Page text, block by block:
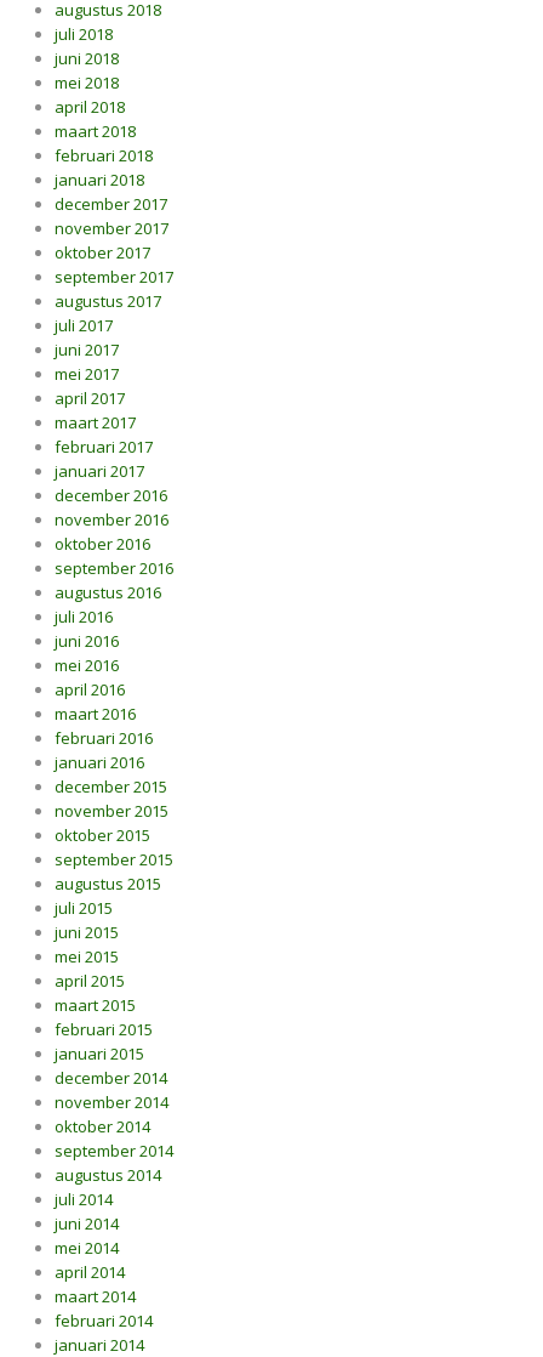
augustus 2018
juli 2018
juni 2018
mei 2018
april 2018
maart 2018
februari 2018
januari 2018
december 2017
november 2017
oktober 2017
september 2017
augustus 2017
juli 2017
juni 2017
mei 2017
april 2017
maart 2017
februari 2017
januari 2017
december 2016
november 2016
oktober 2016
september 2016
augustus 2016
juli 2016
juni 2016
mei 2016
april 2016
maart 2016
februari 2016
januari 2016
december 2015
november 2015
oktober 2015
september 2015
augustus 2015
juli 2015
juni 2015
mei 2015
april 2015
maart 2015
februari 2015
januari 2015
december 2014
november 2014
oktober 2014
september 2014
augustus 2014
juli 2014
juni 2014
mei 2014
april 2014
maart 2014
februari 2014
januari 2014